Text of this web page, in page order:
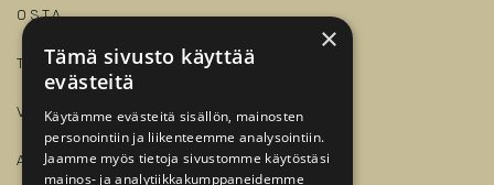
OSTA
TALLELOKEROT
VERKKOKAUPPA
ASIOINTIPISTEET
×
Tämä sivusto käyttää
evästeitä
Käytämme evästeitä sisällön, mainosten
personointiin ja liikenteemme analysointiin.
Jaamme myös tietoja sivustomme käytöstäsi
mainos- ja analytiikkakumppaneidemme